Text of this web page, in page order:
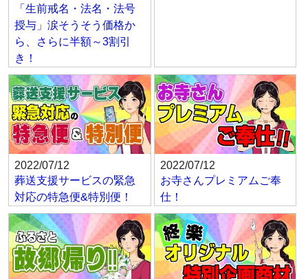
「生前戒名・法名・法号
授与」涙そうそう価格か
ら、さらに半額～3割引
き！
2022/07/12
葬送支援サービスの緊急
対応の特急便&特別便！
2022/07/12
お寺さんプレミアムご奉
仕！